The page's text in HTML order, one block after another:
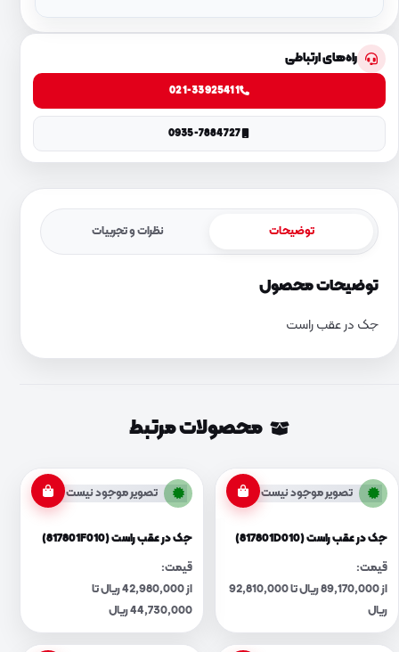
راه‌های ارتباطی
021-33925411
0935-7884727
توضیحات نظرات و تجربیات
توضیحات محصول
جک در عقب راست
محصولات مرتبط
تصویر موجود نیست
جک در عقب راست (817801D010)
قیمت:
از 89,170,000 ریال تا 92,810,000
ریال
تصویر موجود نیست
جک در عقب راست (817801F010)
قیمت:
از 42,980,000 ریال تا
44,730,000 ریال